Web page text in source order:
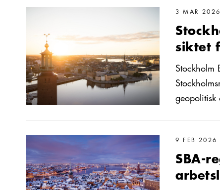
3 MAR 2026
siktet
Stockholm
geopolitisk
Läs mer om Stockholm Business Alliance skärper siktet för
9 FEB 2026
SBA-
Läs mer om SBA-regionen avslutar året starkt –